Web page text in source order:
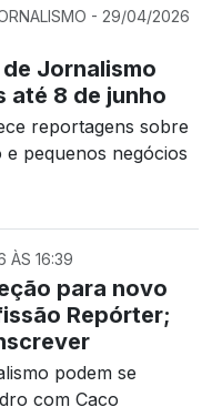
- 29/04/2026
Jornalismo
até 8 de junho
reportagens sobre
pequenos negócios
ÀS 16:39
para novo
Repórter;
podem se
com Caco